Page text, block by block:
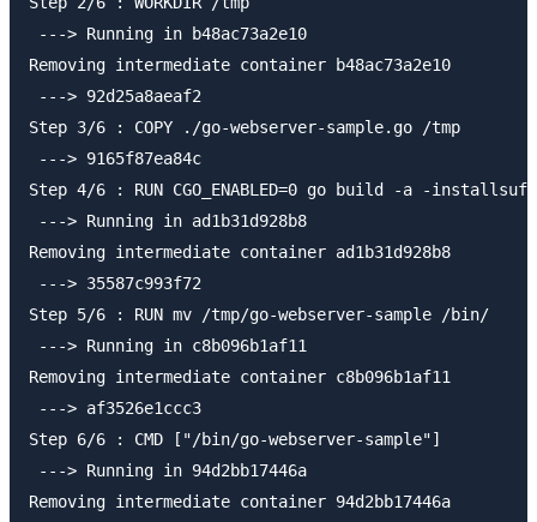
---> Running in b48ac73a2e10
Removing intermediate container b48ac73a2e10
---> 92d25a8aeaf2
Step 3/6 : COPY ./go-webserver-sample.go /tmp
---> 9165f87ea84c
Step 4/6 : RUN CGO_ENABLED=0 go build -a -
---> Running in ad1b31d928b8
Removing intermediate container ad1b31d928b8
---> 35587c993f72
Step 5/6 : RUN mv /tmp/go-webserver-sample /bin/
---> Running in c8b096b1af11
Removing intermediate container c8b096b1af11
---> af3526e1ccc3
Step 6/6 : CMD ["/bin/go-webserver-sample"]
---> Running in 94d2bb17446a
Removing intermediate container 94d2bb17446a